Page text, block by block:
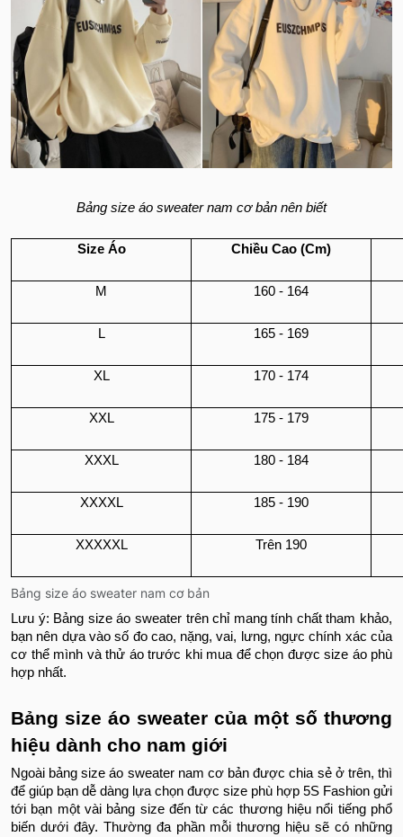
Bảng size áo sweater nam cơ bản nên biết
Bảng size áo sweater nam cơ bản
Size Áo Chiều Cao (Cm)
M 160 - 164
L 165 - 169
XL 170 - 174
XXL 175 - 179
XXXL 180 - 184
XXXXL 185 - 190
XXXXXL Trên 190
Lưu ý: Bảng size áo sweater trên chỉ mang tính chất tham khảo,
bạn nên dựa vào số đo cao, nặng, vai, lưng, ngực chính xác của
cơ thể mình và thử áo trước khi mua để chọn được size áo phù
hợp nhất.
Bảng size áo sweater của một số thương
hiệu dành cho nam giới
Ngoài bảng size áo sweater nam cơ bản được chia sẻ ở trên, thì
để giúp bạn dễ dàng lựa chọn được size phù hợp 5S Fashion gửi
tới bạn một vài bảng size đến từ các thương hiệu nổi tiếng phổ
biến dưới đây. Thường đa phần mỗi thương hiệu sẽ có những